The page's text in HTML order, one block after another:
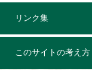
リンク集
このサイトの考え方